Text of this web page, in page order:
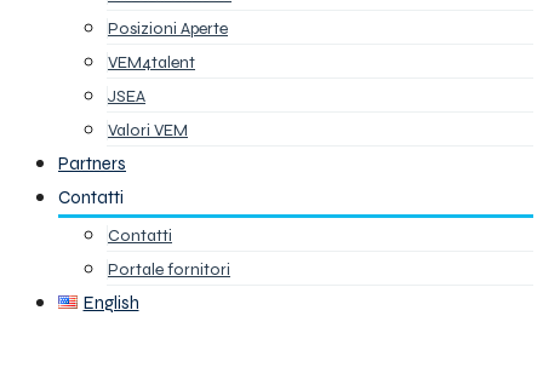
Posizioni Aperte
VEM4talent
JSEA
Valori VEM
Partners
Contatti
Contatti
Portale fornitori
English